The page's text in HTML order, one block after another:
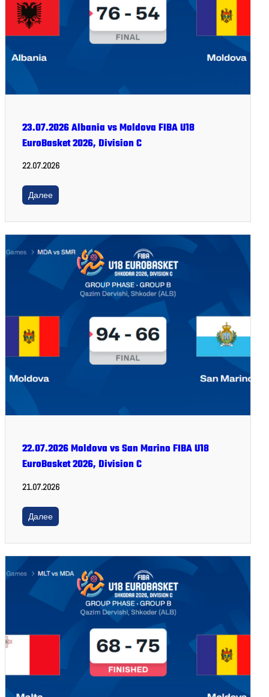
23.07.2026 Albania vs Moldova FIBA U18
EuroBasket 2026, Division C
22.07.2026
Далее
22.07.2026 Moldova vs San Marino FIBA U18
EuroBasket 2026, Division C
21.07.2026
Далее